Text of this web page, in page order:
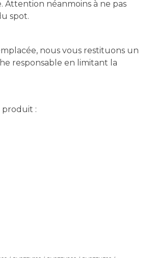
néanmoins à ne pas
spot.
nous vous restituons un
responsable en limitant la
produit :